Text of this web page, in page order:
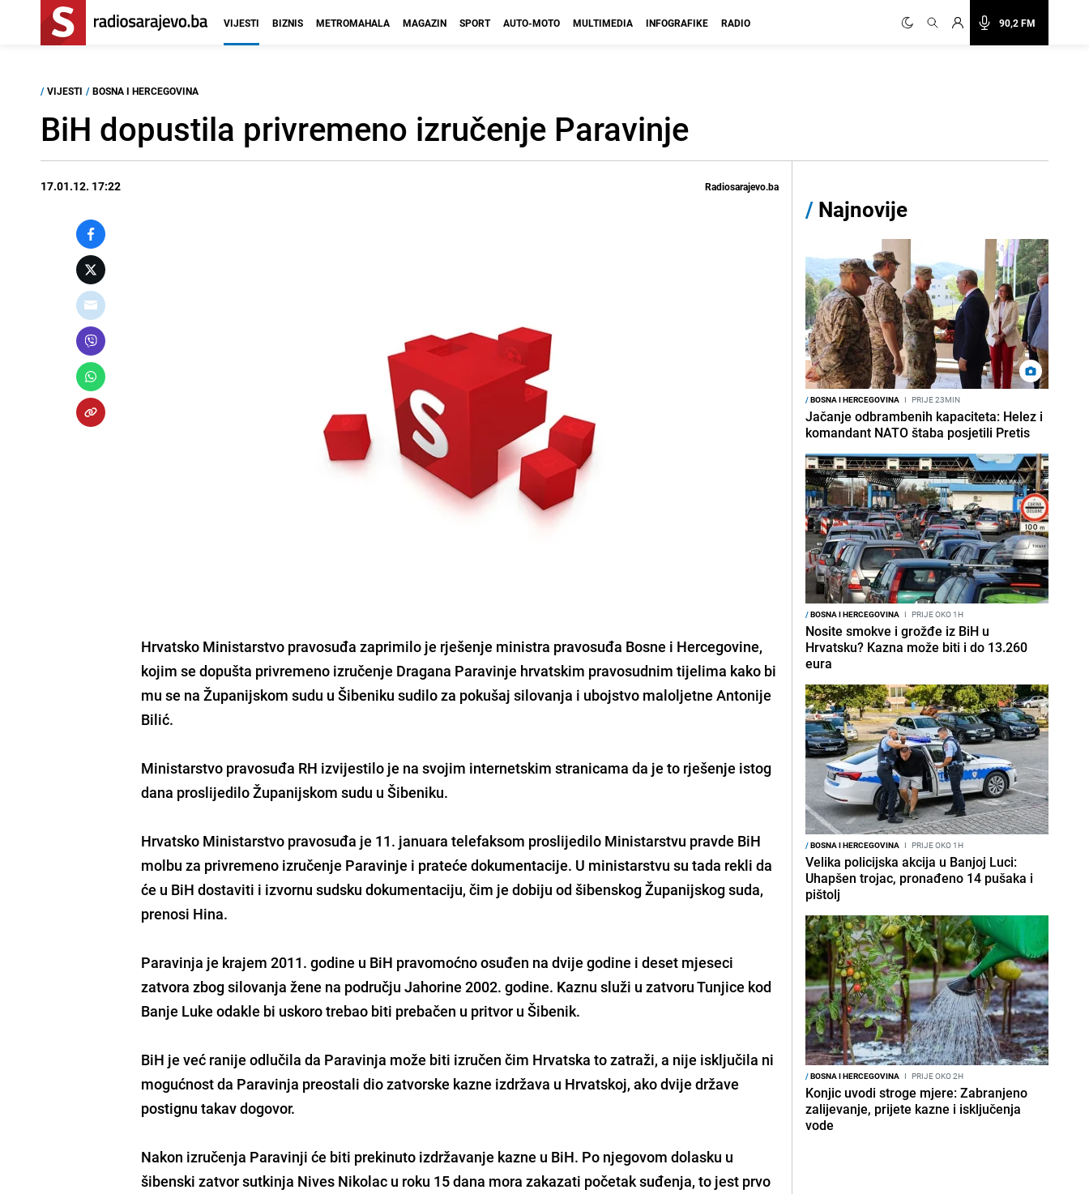
90,2 FM
VIJESTI BIZNIS METROMAHALA MAGAZIN SPORT AUTO-MOTO MULTIMEDIA INFOGRAFIKE RADIO
/ VIJESTI / BOSNA I HERCEGOVINA
BiH dopustila privremeno izručenje Paravinje
17.01.12. 17:22 Radiosarajevo.ba
Hrvatsko Ministarstvo pravosuđa zaprimilo je rješenje ministra pravosuđa Bosne i Hercegovine,
kojim se dopušta privremeno izručenje Dragana Paravinje hrvatskim pravosudnim tijelima kako bi
mu se na Županijskom sudu u Šibeniku sudilo za pokušaj silovanja i ubojstvo maloljetne Antonije
Bilić.
Ministarstvo pravosuđa RH izvijestilo je na svojim internetskim stranicama da je to rješenje istog
dana proslijedilo Županijskom sudu u Šibeniku.
Hrvatsko Ministarstvo pravosuđa je 11. januara telefaksom proslijedilo Ministarstvu pravde BiH
molbu za privremeno izručenje Paravinje i prateće dokumentacije. U ministarstvu su tada rekli da
će u BiH dostaviti i izvornu sudsku dokumentaciju, čim je dobiju od šibenskog Županijskog suda,
prenosi Hina.
Paravinja je krajem 2011. godine u BiH pravomoćno osuđen na dvije godine i deset mjeseci
zatvora zbog silovanja žene na području Jahorine 2002. godine. Kaznu služi u zatvoru Tunjice kod
Banje Luke odakle bi uskoro trebao biti prebačen u pritvor u Šibenik.
BiH je već ranije odlučila da Paravinja može biti izručen čim Hrvatska to zatraži, a nije isključila ni
mogućnost da Paravinja preostali dio zatvorske kazne izdržava u Hrvatskoj, ako dvije države
postignu takav dogovor.
Nakon izručenja Paravinji će biti prekinuto izdržavanje kazne u BiH. Po njegovom dolasku u
šibenski zatvor sutkinja Nives Nikolac u roku 15 dana mora zakazati početak suđenja, to jest prvo
/ Najnovije
/BOSNA I HERCEGOVINA I PRIJE 23MIN
Jačanje odbrambenih kapaciteta: Helez i
komandant NATO štaba posjetili Pretis
/BOSNA I HERCEGOVINA I PRIJE OKO 1H
Nosite smokve i grožđe iz BiH u
Hrvatsku? Kazna može biti i do 13.260
eura
/BOSNA I HERCEGOVINA I PRIJE OKO 1H
Velika policijska akcija u Banjoj Luci:
Uhapšen trojac, pronađeno 14 pušaka i
pištolj
/BOSNA I HERCEGOVINA I PRIJE OKO 2H
Konjic uvodi stroge mjere: Zabranjeno
zalijevanje, prijete kazne i isključenja
vode